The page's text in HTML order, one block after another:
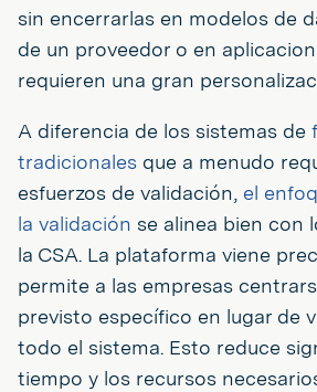
sin encerrarlas en modelos de
de un proveedor o en
requieren una gran
A diferencia de los sistemas de
tradicionales que a menudo
esfuerzos de validación, el
la validación se alinea bien con
la CSA. La plataforma viene
permite a las empresas
previsto específico en lugar de
todo el sistema. Esto reduce
tiempo y los recursos